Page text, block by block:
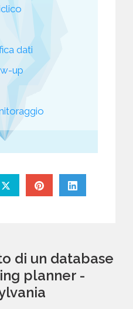
dati
up
di un database
planner -